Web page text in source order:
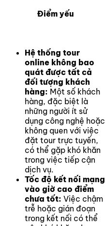
Điểm yếu
Hệ thống tour
online không bao
quát được tất cả
đối tượng khách
hàng: Một số khách
hàng, đặc biệt là
những người ít sử
dụng công nghệ hoặc
không quen với việc
đặt tour trực tuyến,
có thể gặp khó khăn
trong việc tiếp cận
dịch vụ.
Tốc độ kết nối mạng
vào giờ cao điểm
chưa tốt: Việc chậm
trễ hoặc gián đoạn
trong kết nối có thể